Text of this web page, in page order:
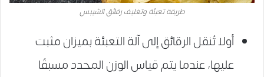
طريقة تعبئة وتغليف رقائق الشيبس
أولا تُنقل الرقائق إلى آلة التعبئة بميزان مثبت
عليها، عندما يتم قياس الوزن المحدد مسبقًا